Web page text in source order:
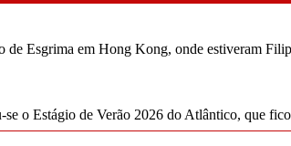
de Esgrima em Hong Kong, onde estiveram
o Estágio de Verão 2026 do Atlântico, que